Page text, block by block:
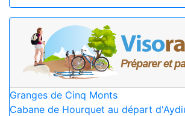
Granges de Cinq Monts
Cabane de Hourquet au départ